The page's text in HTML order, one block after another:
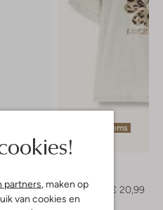
partners, maken op
van cookies en
Laatste items
€ 34,99
€ 20,99